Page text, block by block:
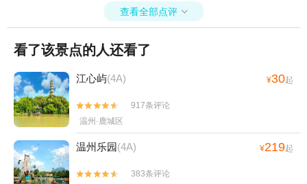
查看全部点评 
看了该景点的人还看了
江心屿(4A) ¥30起


917条评论
温州·鹿城区
温州乐园(4A) ¥219起


383条评论